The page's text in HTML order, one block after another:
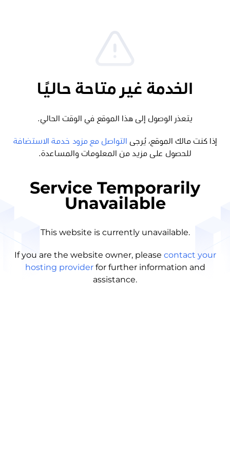
الخدمة غير متاحة حاليًا
يتعذر الوصول إلى هذا الموقع في الوقت الحالي.
إذا كنت مالك الموقع، يُرجى
التواصل مع مزود خدمة الاستضافة
للحصول على مزيد من المعلومات والمساعدة.
Service Temporarily
Unavailable
This website is currently unavailable.
If you are the website owner, please contact your
hosting provider for further information and
assistance.